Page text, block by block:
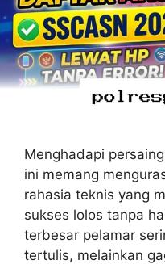
Menghadapi
ini memang
rahasia teknis yang
sukses lolos tanpa
terbesar pelamar
tertulis, melainkan